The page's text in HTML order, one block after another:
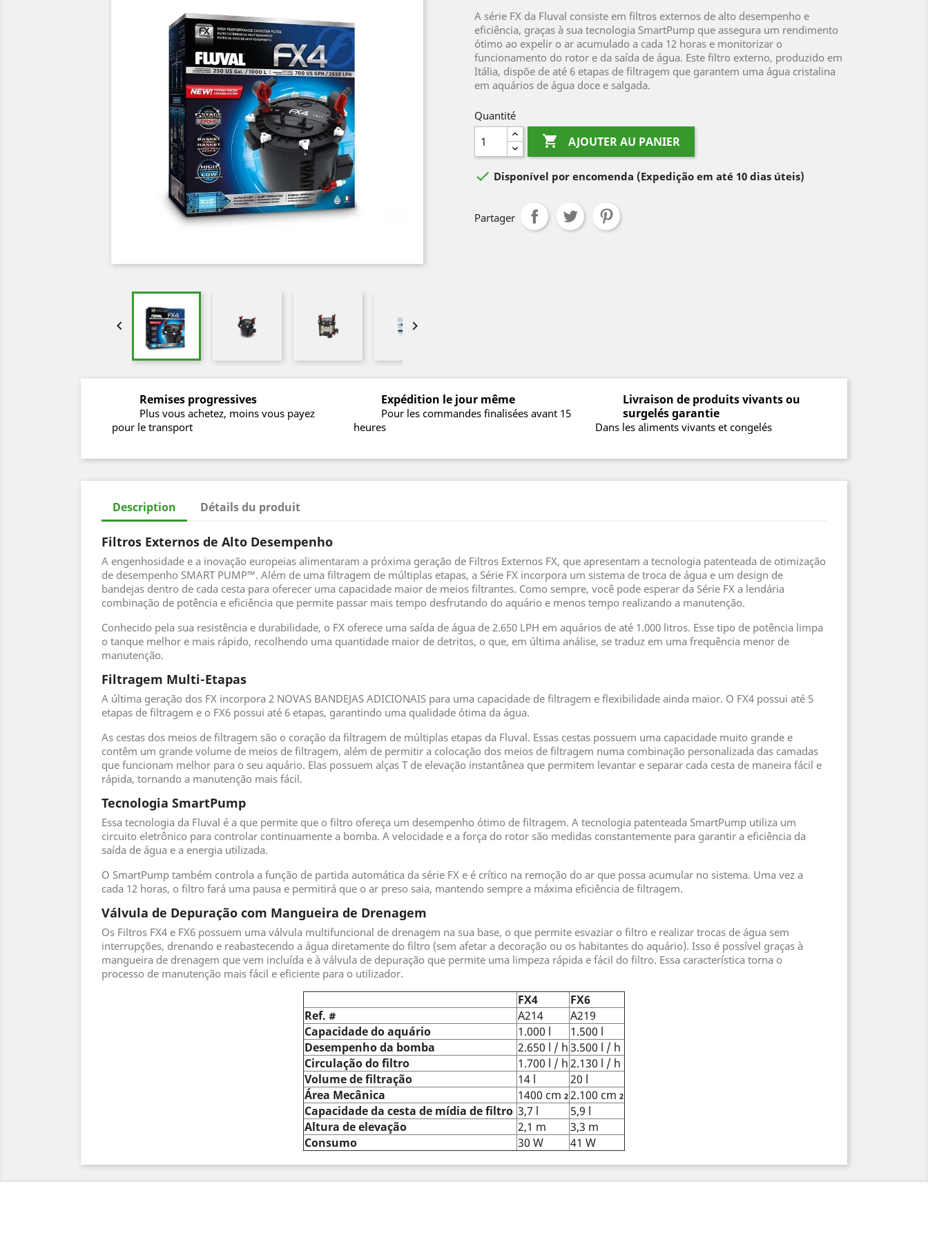
 
A série FX da Fluval consiste em filtros externos de alto desempenho e
eficiência, graças à sua tecnologia SmartPump que assegura um rendimento
ótimo ao expelir o ar acumulado a cada 12 horas e monitorizar o
funcionamento do rotor e da saída de água. Este filtro externo, produzido em
Itália, dispõe de até 6 etapas de filtragem que garantem uma água cristalina
em aquários de água doce e salgada.
Quantité
 AJOUTER AU PANIER
 Disponível por encomenda (Expedição em até 10 dias úteis)
Partager
Remises progressives
Plus vous achetez, moins vous payez
pour le transport
Expédition le jour même
Pour les commandes finalisées avant 15
heures
Livraison de produits vivants ou
surgelés garantie
Dans les aliments vivants et congelés
Description Détails du produit
Filtros Externos de Alto Desempenho
A engenhosidade e a inovação europeias alimentaram a próxima geração de Filtros Externos FX, que apresentam a tecnologia patenteada de otimização
de desempenho SMART PUMP™. Além de uma filtragem de múltiplas etapas, a Série FX incorpora um sistema de troca de água e um design de
bandejas dentro de cada cesta para oferecer uma capacidade maior de meios filtrantes. Como sempre, você pode esperar da Série FX a lendária
combinação de potência e eficiência que permite passar mais tempo desfrutando do aquário e menos tempo realizando a manutenção.
Conhecido pela sua resistência e durabilidade, o FX oferece uma saída de água de 2.650 LPH em aquários de até 1.000 litros. Esse tipo de potência limpa
o tanque melhor e mais rápido, recolhendo uma quantidade maior de detritos, o que, em última análise, se traduz em uma frequência menor de
manutenção.
Filtragem Multi-Etapas
A última geração dos FX incorpora 2 NOVAS BANDEJAS ADICIONAIS para uma capacidade de filtragem e flexibilidade ainda maior. O FX4 possui até 5
etapas de filtragem e o FX6 possui até 6 etapas, garantindo uma qualidade ótima da água.
As cestas dos meios de filtragem são o coração da filtragem de múltiplas etapas da Fluval. Essas cestas possuem uma capacidade muito grande e
contêm um grande volume de meios de filtragem, além de permitir a colocação dos meios de filtragem numa combinação personalizada das camadas
que funcionam melhor para o seu aquário. Elas possuem alças T de elevação instantânea que permitem levantar e separar cada cesta de maneira fácil e
rápida, tornando a manutenção mais fácil.
Tecnologia SmartPump
Essa tecnologia da Fluval é a que permite que o filtro ofereça um desempenho ótimo de filtragem. A tecnologia patenteada SmartPump utiliza um
circuito eletrônico para controlar continuamente a bomba. A velocidade e a força do rotor são medidas constantemente para garantir a eficiência da
saída de água e a energia utilizada.
O SmartPump também controla a função de partida automática da série FX e é crítico na remoção do ar que possa acumular no sistema. Uma vez a
cada 12 horas, o filtro fará uma pausa e permitirá que o ar preso saia, mantendo sempre a máxima eficiência de filtragem.
Válvula de Depuração com Mangueira de Drenagem
Os Filtros FX4 e FX6 possuem uma válvula multifuncional de drenagem na sua base, o que permite esvaziar o filtro e realizar trocas de água sem
interrupções, drenando e reabastecendo a água diretamente do filtro (sem afetar a decoração ou os habitantes do aquário). Isso é possível graças à
mangueira de drenagem que vem incluída e à válvula de depuração que permite uma limpeza rápida e fácil do filtro. Essa característica torna o
processo de manutenção mais fácil e eficiente para o utilizador.
FX4
FX6
Ref. #
A214
A219
Capacidade do aquário
1.000 l
1.500 l
Desempenho da bomba
2.650 l / h3.500 l / h
Circulação do filtro
1.700 l / h2.130 l / h
Volume de filtração
14 l
20 l
Área Mecânica
1400 cm 2 2.100 cm 2
Capacidade da cesta de mídia de filtro 3,7 l
5,9 l
Altura de elevação
2,1 m
3,3 m
Consumo
30 W 41 W